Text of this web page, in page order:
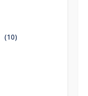
(10)